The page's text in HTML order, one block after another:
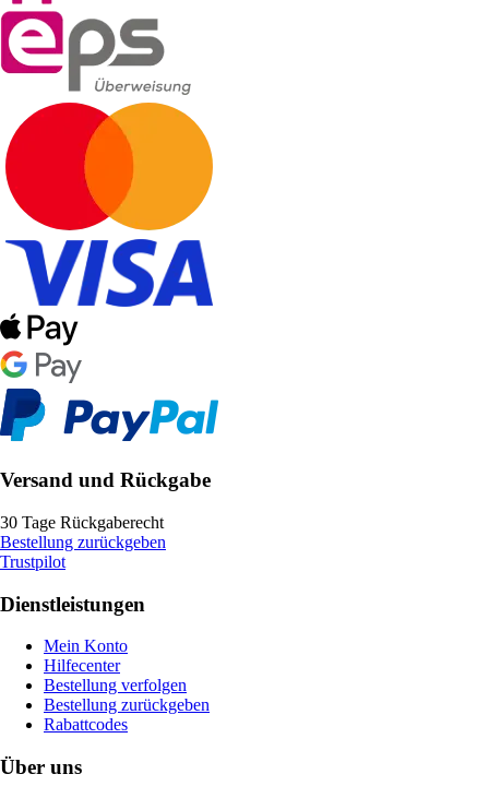
Versand und Rückgabe
30 Tage Rückgaberecht
Bestellung zurückgeben
Trustpilot
Dienstleistungen
Mein Konto
Hilfecenter
Bestellung verfolgen
Bestellung zurückgeben
Rabattcodes
Über uns